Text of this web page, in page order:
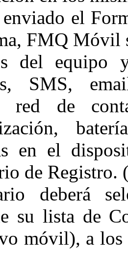
el
FMQ Móvil
del equipo
SMS,
red de
en el
de Registro.
deberá
su lista de
móvil), a los